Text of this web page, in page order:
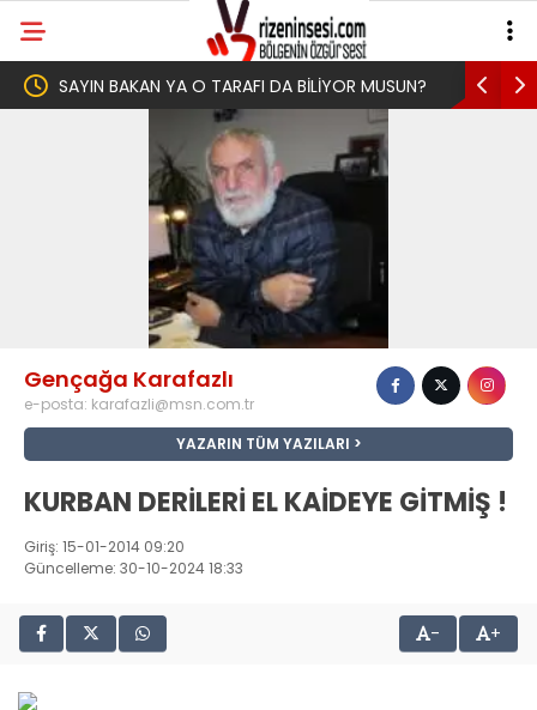
SAYIN BAKAN YA O TARAFI DA BİLİYOR MUSUN? Yeni Parti
Gençağa Karafazlı
e-posta: karafazli@msn.com.tr
YAZARIN TÜM YAZILARI
KURBAN DERİLERİ EL KAİDEYE GİTMİŞ !
Giriş: 15-01-2014 09:20
Güncelleme: 30-10-2024 18:33
- +